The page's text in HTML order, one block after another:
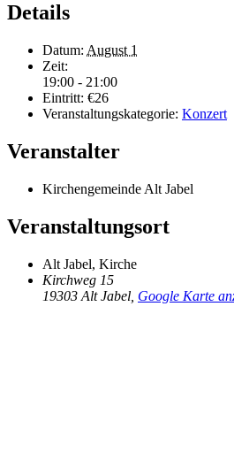
Details
Datum: August 1
Zeit:
19:00 - 21:00
Eintritt: €26
Veranstaltungskategorie: Konzert
Veranstalter
Kirchengemeinde Alt Jabel
Veranstaltungsort
Alt Jabel, Kirche
Kirchweg 15
19303 Alt Jabel Google Karte